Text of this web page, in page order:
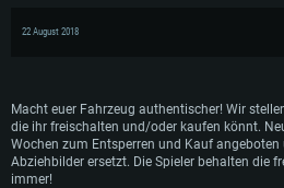
22 August 2018
Macht euer Fahrzeug authentischer! Wir
die ihr freischalten und/oder kaufen könnt.
Wochen zum Entsperren und Kauf
Abziehbilder ersetzt. Die Spieler behalten die
immer!